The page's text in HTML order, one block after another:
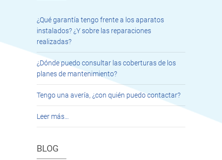
¿Qué garantía tengo frente a los aparatos
instalados? ¿Y sobre las reparaciones
realizadas?
¿Dónde puedo consultar las coberturas de los
planes de mantenimiento?
Tengo una avería, ¿con quién puedo contactar?
Leer más…
BLOG